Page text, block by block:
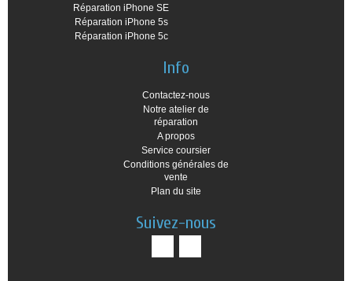
Réparation iPhone SE
Réparation iPhone 5s
Réparation iPhone 5c
Info
Contactez-nous
Notre atelier de
réparation
A propos
Service coursier
Conditions générales de
vente
Plan du site
Suivez-nous